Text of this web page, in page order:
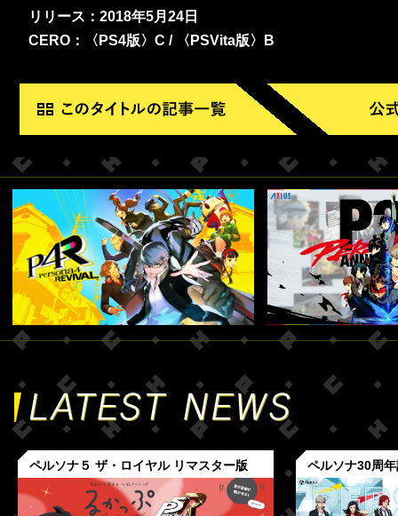
リリース：2018年5月24日
CERO：〈PS4版〉C / 〈PSVita版〉B
ペルソナ５ ザ・ロイヤル リマスター版 ペルソナ30周